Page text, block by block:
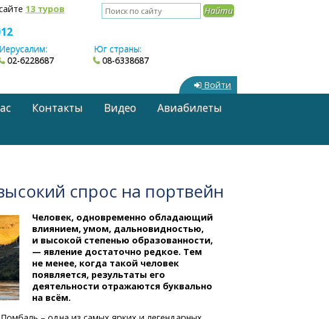
13 туров
Иерусалим:
02-6228687
Юг страны:
08-6338687
Войти
Контакты Видео
Авиабилеты
спрос на портвейн
Человек, одновременно обладающий
влиянием, умом, дальновидностью,
и высокой степенью образованности,
— явление достаточно редкое. Тем
не менее, когда такой человек
появляется, результаты его
деятельности отражаются буквально
на всём.